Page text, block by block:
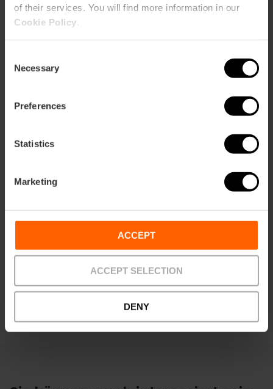
of their services. You will find more information in our
Cookie Policy
Selection
Necessary
Preferences
Statistics
Marketing
ACCEPT
ACCEPT SELECTION
DENY
Richtungen